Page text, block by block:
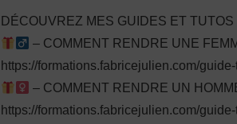
DÉCOUVREZ MES GUIDES ET
– COMMENT RENDRE UNE
https://formations.fabricejulien.com/
– COMMENT RENDRE UN
https://formations.fabricejulien.com/